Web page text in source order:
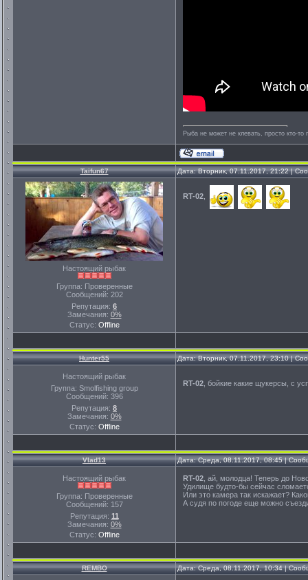
Рыба не может не клевать, просто кто-
Taifun67 Дата: Вторник, 07.11.2017, 21:22 |
Настоящий рыбак
Группа: Проверенные
Сообщений: 202
Репутация: 6
Замечания: 0%
Статус: Offline
RT-02
Hunter55 Дата: Вторник, 07.11.2017, 23:10 |
Настоящий рыбак
Группа: Smolfishing group
Сообщений: 396
Репутация: 8
Замечания: 0%
Статус: Offline
RT-02 , бойкие какие щукерсы, с
Vlad13 Дата: Среда, 08.11.2017, 08:45 |
Настоящий рыбак
Группа: Проверенные
Сообщений: 157
Репутация: 11
Замечания: 0%
Статус: Offline
RT-02 , ай, молодца! Теперь до
Удилище будто-бы сейчас
Или это камера так искажает?
А судя по погоде еще можно
REMBO Дата: Среда, 08.11.2017, 10:34 |